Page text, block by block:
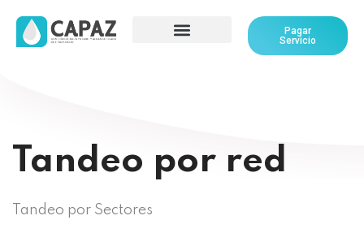
Pagar
Servicio
Tandeo por red
Tandeo por Sectores